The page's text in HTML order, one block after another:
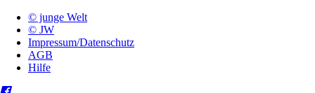
© junge Welt
© JW
Impressum/Datenschutz
AGB
Hilfe